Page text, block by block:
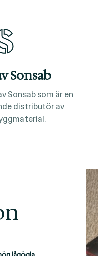
Sonsab
Sonsab som är en
distributör av